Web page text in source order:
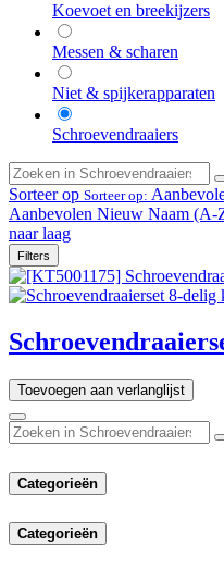
Koevoet en breekijzers
Messen & scharen
Niet & spijkerapparaten
Schroevendraaiers
Sorteer op Sorteer op:
Aanbevolen Nieuw Naam (A-
naar laag
Filters
Toevoegen aan verlanglijst
Categorieën
Categorieën